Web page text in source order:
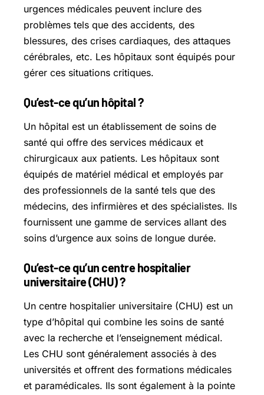
urgences médicales peuvent inclure des
problèmes tels que des accidents, des
blessures, des crises cardiaques, des attaques
cérébrales, etc. Les hôpitaux sont équipés pour
gérer ces situations critiques.
Qu’est-ce qu’un hôpital ?
Un hôpital est un établissement de soins de
santé qui offre des services médicaux et
chirurgicaux aux patients. Les hôpitaux sont
équipés de matériel médical et employés par
des professionnels de la santé tels que des
médecins, des infirmières et des spécialistes. Ils
fournissent une gamme de services allant des
soins d’urgence aux soins de longue durée.
Qu’est-ce qu’un centre hospitalier
universitaire (CHU) ?
Un centre hospitalier universitaire (CHU) est un
type d’hôpital qui combine les soins de santé
avec la recherche et l’enseignement médical.
Les CHU sont généralement associés à des
universités et offrent des formations médicales
et paramédicales. Ils sont également à la pointe